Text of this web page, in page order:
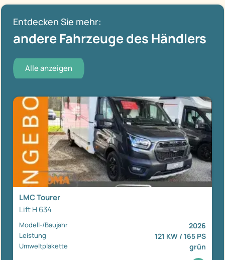
Entdecken Sie mehr:
andere Fahrzeuge des Händlers
Alle anzeigen
LMC Tourer
Lift H 634
Modell-/Baujahr 2026
Leistung 121 KW / 165 PS
Umweltplakette grün